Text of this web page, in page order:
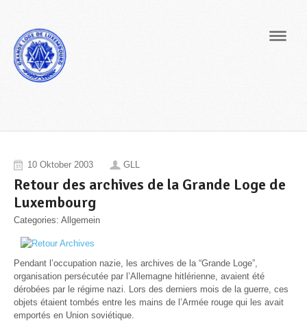
10 Oktober 2003 GLL
Retour des archives de la Grande Loge de
Luxembourg
Categories: Allgemein
Pendant l’occupation nazie, les archives de la “Grande Loge”,
organisation persécutée par l’Allemagne hitlérienne, avaient été
dérobées par le régime nazi. Lors des derniers mois de la guerre, ces
objets étaient tombés entre les mains de l’Armée rouge qui les avait
emportés en Union soviétique.